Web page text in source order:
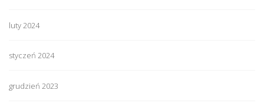
luty 2024
styczeń 2024
grudzień 2023